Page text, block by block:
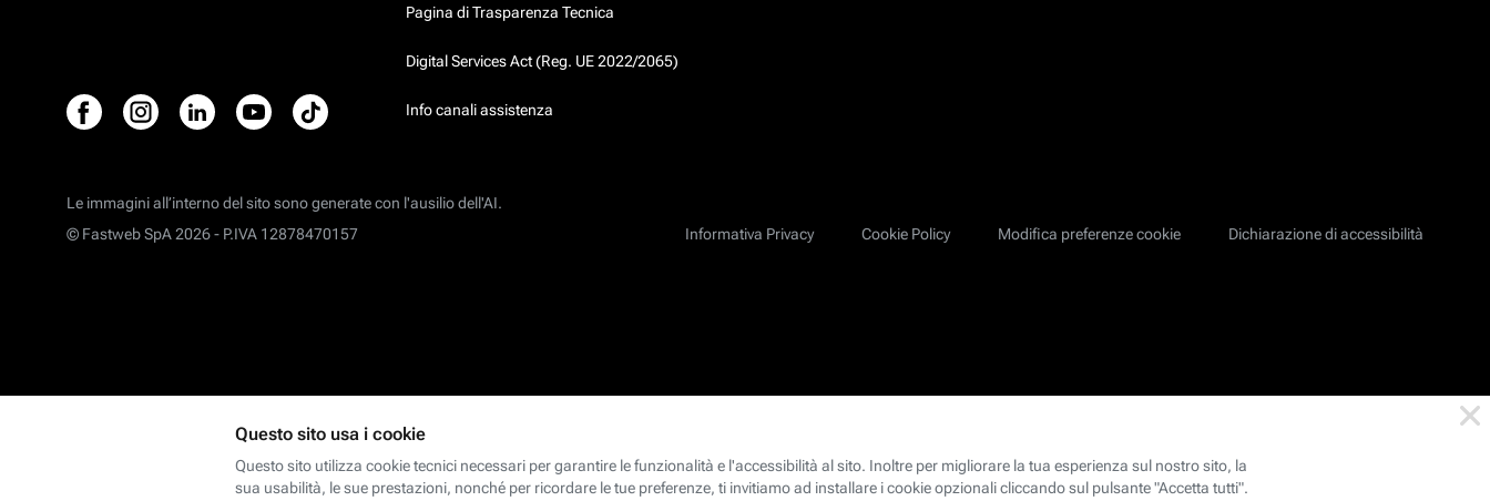
Pagina di Trasparenza Tecnica
Digital Services Act (Reg. UE 2022/2065)
Info canali assistenza
Le immagini all’interno del sito sono generate con l'ausilio dell'AI.
Informativa Privacy
Cookie Policy Modifica preferenze cookie Dichiarazione di accessibilità
© Fastweb SpA 2026 - P.IVA 12878470157